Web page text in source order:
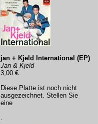
jan + Kjeld International (EP)
Jan & Kjeld
3,00 €
Diese Platte ist noch nicht
ausgezeichnet. Stellen Sie
eine